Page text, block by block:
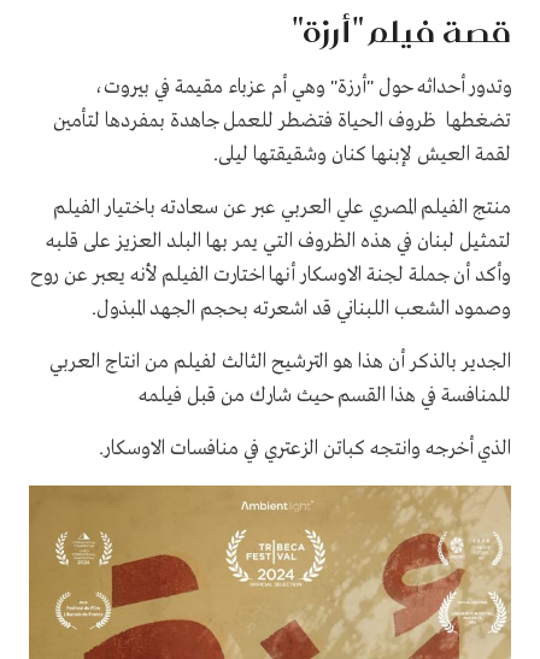
قصة فيلم "أرزة"
وتدور أحداثه حول "أرزة" وهي أم عزباء مقيمة في بيروت،
تضغطها ظروف الحياة فتضطر للعمل جاهدة بمفردها لتأمين
لقمة العيش لإبنها كنان وشقيقتها ليلى.
منتج الفيلم المصري علي العربي عبر عن سعادته باختيار الفيلم
لتمثيل لبنان في هذه الظروف التي يمر بها البلد العزيز على قلبه
وأكد أن جملة لجنة الاوسكار أنها اختارت الفيلم لأنه يعبر عن روح
وصمود الشعب اللبناني قد اشعرته بحجم الجهد المبذول.
الجدير بالذكر أن هذا هو الترشيح الثالث لفيلم من انتاج العربي
للمنافسة في هذا القسم حيث شارك من قبل فيلمه
الذي أخرجه وانتجه كباتن الزعتري في منافسات الاوسكار.